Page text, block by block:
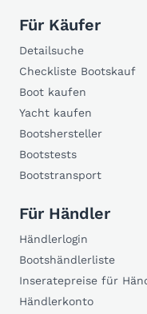
Für Käufer
Detailsuche
Checkliste Bootskauf
Boot kaufen
Yacht kaufen
Bootshersteller
Bootstests
Bootstransport
Für Händler
Händlerlogin
Bootshändlerliste
Inseratepreise für
Händlerkonto